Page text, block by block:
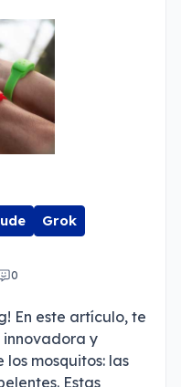
Grok
0
En este artículo, te
innovadora y
mosquitos: las
Estas